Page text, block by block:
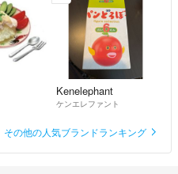
Kenelephant
ケンエレファント
その他の人気ブランドランキング